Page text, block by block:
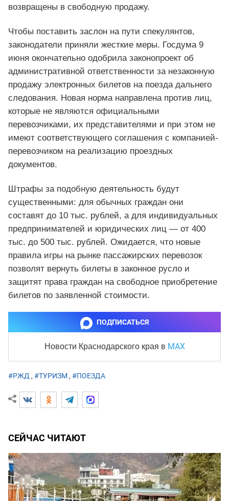
возвращены в свободную продажу.
Чтобы поставить заслон на пути спекулянтов,
законодатели приняли жесткие меры. Госдума 9
июня окончательно одобрила законопроект об
административной ответственности за незаконную
продажу электронных билетов на поезда дальнего
следования. Новая норма направлена против лиц,
которые не являются официальными
перевозчиками, их представителями и при этом не
имеют соответствующего соглашения с компанией-
перевозчиком на реализацию проездных
документов.
Штрафы за подобную деятельность будут
существенными: для обычных граждан они
составят до 10 тыс. рублей, а для индивидуальных
предпринимателей и юридических лиц — от 400
тыс. до 500 тыс. рублей. Ожидается, что новые
правила игры на рынке пассажирских перевозок
позволят вернуть билеты в законное русло и
защитят права граждан на свободное приобретение
билетов по заявленной стоимости.
ПОДПИСАТЬСЯ
Новости Краснодарского края в MAX
#РЖД, #ТУРИЗМ , #ПОЕЗДА
СЕЙЧАС ЧИТАЮТ